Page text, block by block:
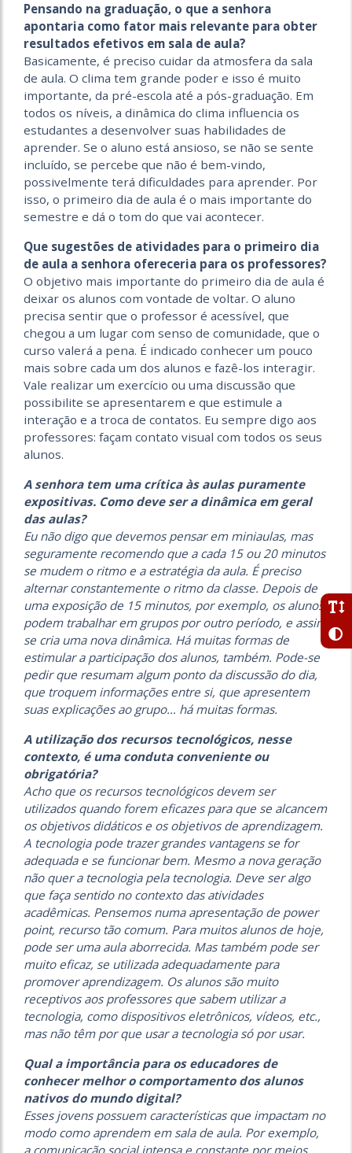
Pensando na graduação, o que a senhora
apontaria como fator mais relevante para obter
resultados efetivos em sala de aula?
Basicamente, é preciso cuidar da atmosfera da sala
de aula. O clima tem grande poder e isso é muito
importante, da pré-escola até a pós-graduação. Em
todos os níveis, a dinâmica do clima influencia os
estudantes a desenvolver suas habilidades de
aprender. Se o aluno está ansioso, se não se sente
incluído, se percebe que não é bem-vindo,
possivelmente terá dificuldades para aprender. Por
isso, o primeiro dia de aula é o mais importante do
semestre e dá o tom do que vai acontecer.
Que sugestões de atividades para o primeiro dia
de aula a senhora ofereceria para os professores?
O objetivo mais importante do primeiro dia de aula é
deixar os alunos com vontade de voltar. O aluno
precisa sentir que o professor é acessível, que
chegou a um lugar com senso de comunidade, que o
curso valerá a pena. É indicado conhecer um pouco
mais sobre cada um dos alunos e fazê-los interagir.
Vale realizar um exercício ou uma discussão que
possibilite se apresentarem e que estimule a
interação e a troca de contatos. Eu sempre digo aos
professores: façam contato visual com todos os seus
alunos.
A senhora tem uma crítica às aulas puramente
expositivas. Como deve ser a dinâmica em geral
das aulas?
Eu não digo que devemos pensar em miniaulas, mas
seguramente recomendo que a cada 15 ou 20 minutos
se mudem o ritmo e a estratégia da aula. É preciso
alternar constantemente o ritmo da classe. Depois de
uma exposição de 15 minutos, por exemplo, os alunos
podem trabalhar em grupos por outro período, e assim
se cria uma nova dinâmica. Há muitas formas de
estimular a participação dos alunos, também. Pode-se
pedir que resumam algum ponto da discussão do dia,
que troquem informações entre si, que apresentem
suas explicações ao grupo… há muitas formas.
A utilização dos recursos tecnológicos, nesse
contexto, é uma conduta conveniente ou
obrigatória?
Acho que os recursos tecnológicos devem ser
utilizados quando forem eficazes para que se alcancem
os objetivos didáticos e os objetivos de aprendizagem.
A tecnologia pode trazer grandes vantagens se for
adequada e se funcionar bem. Mesmo a nova geração
não quer a tecnologia pela tecnologia. Deve ser algo
que faça sentido no contexto das atividades
acadêmicas. Pensemos numa apresentação de power
point, recurso tão comum. Para muitos alunos de hoje,
pode ser uma aula aborrecida. Mas também pode ser
muito eficaz, se utilizada adequadamente para
promover aprendizagem. Os alunos são muito
receptivos aos professores que sabem utilizar a
tecnologia, como dispositivos eletrônicos, vídeos, etc.,
mas não têm por que usar a tecnologia só por usar.
Qual a importância para os educadores de
conhecer melhor o comportamento dos alunos
nativos do mundo digital?
Esses jovens possuem características que impactam no
modo como aprendem em sala de aula. Por exemplo,